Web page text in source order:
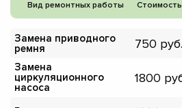
Вид ремонтных работы Стоимость
Замена приводного
ремня
750
Замена
циркуляционного
насоса
1800